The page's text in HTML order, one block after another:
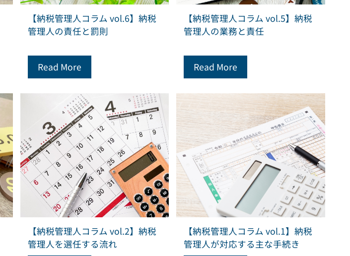
【納税管理人コラム vol.6】納税
管理人の責任と罰則
Read More
【納税管理人コラム vol.5】納税
管理人の業務と責任
Read More
【納税管理人コラム vol.2】納税
管理人を選任する流れ
【納税管理人コラム vol.1】納税
管理人が対応する主な手続き